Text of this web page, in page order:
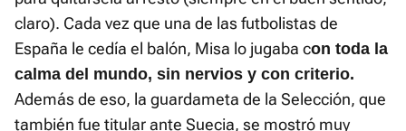
claro). Cada vez que una de las futbolistas de
España le cedía el balón, Misa lo jugaba con toda la
calma del mundo, sin nervios y con criterio.
Además de eso, la guardameta de la Selección, que
también fue titular ante Suecia, se mostró muy